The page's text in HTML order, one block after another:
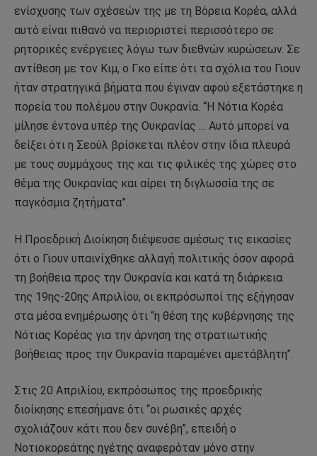
ενίσχυσης των σχέσεών της με τη Βόρεια Κορέα, αλλά
αυτό είναι πιθανό να περιοριστεί περισσότερο σε
ρητορικές ενέργειες λόγω των διεθνών κυρώσεων. Σε
αντίθεση με τον Κιμ, ο Γκο είπε ότι τα σχόλια του Γιουν
ήταν στρατηγικά βήματα που έγιναν αφού εξετάστηκε η
πορεία του πολέμου στην Ουκρανία. “Η Νότια Κορέα
μίλησε έντονα υπέρ της Ουκρανίας … Αυτό μπορεί να
δείξει ότι η Σεούλ βρίσκεται πλέον στην ίδια πλευρά
με τους συμμάχους της και τις φιλικές της χώρες στο
θέμα της Ουκρανίας και αίρει τη διγλωσσία της σε
παγκόσμια ζητήματα”.
Η Προεδρική Διοίκηση διέψευσε αμέσως τις εικασίες
ότι ο Γιουν υπαινίχθηκε αλλαγή πολιτικής όσον αφορά
τη βοήθεια προς την Ουκρανία και κατά τη διάρκεια
της 19ης-20ης Απριλίου, οι εκπρόσωποί της εξήγησαν
στα μέσα ενημέρωσης ότι “η θέση της κυβέρνησης της
Νότιας Κορέας για την άρνηση της στρατιωτικής
βοήθειας προς την Ουκρανία παραμένει αμετάβλητη”.
Στις 20 Απριλίου, εκπρόσωπος της προεδρικής
διοίκησης επεσήμανε ότι “οι ρωσικές αρχές
σχολιάζουν κάτι που δεν συνέβη”, επειδή ο
Νοτιοκορεάτης ηγέτης αναφερόταν μόνο στην